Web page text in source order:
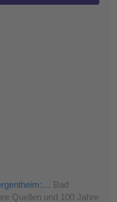
Bad
Quellen und 100 Jahre